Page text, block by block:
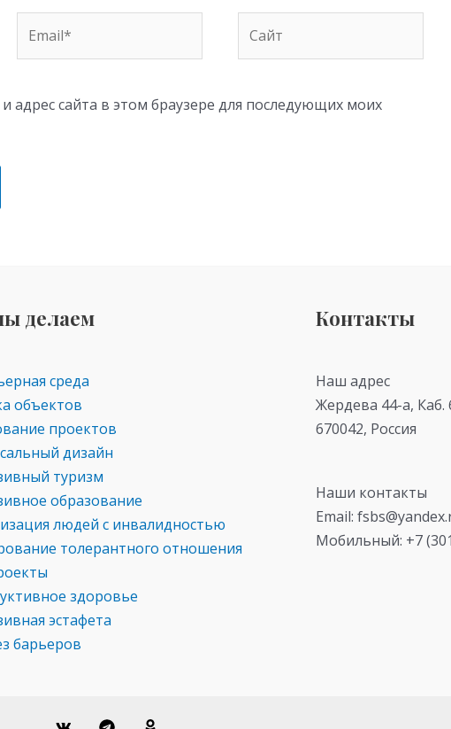
адрес сайта в этом браузере для последующих моих
делаем
среда
объектов
проектов
дизайн
туризм
образование
людей с инвалидностью
толерантного отношения
здоровье
эстафета
барьеров
Контакты
Наш адрес
Жердева 44-а, Каб.
670042, Россия
Наши контакты
Email:
Мобильный: +7